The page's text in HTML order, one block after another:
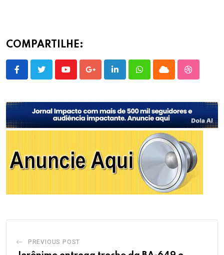
COMPARTILHE:
YoutubeGoogle+LinkedInWhatsappCloud
PREVIOUS POST